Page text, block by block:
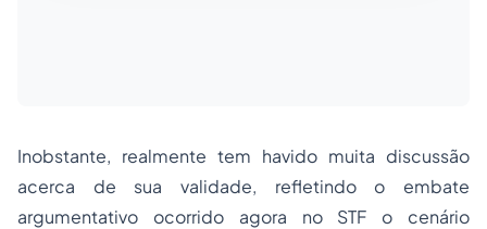
Inobstante, realmente tem havido muita discussão
acerca de sua validade, refletindo o embate
argumentativo ocorrido agora no STF o cenário